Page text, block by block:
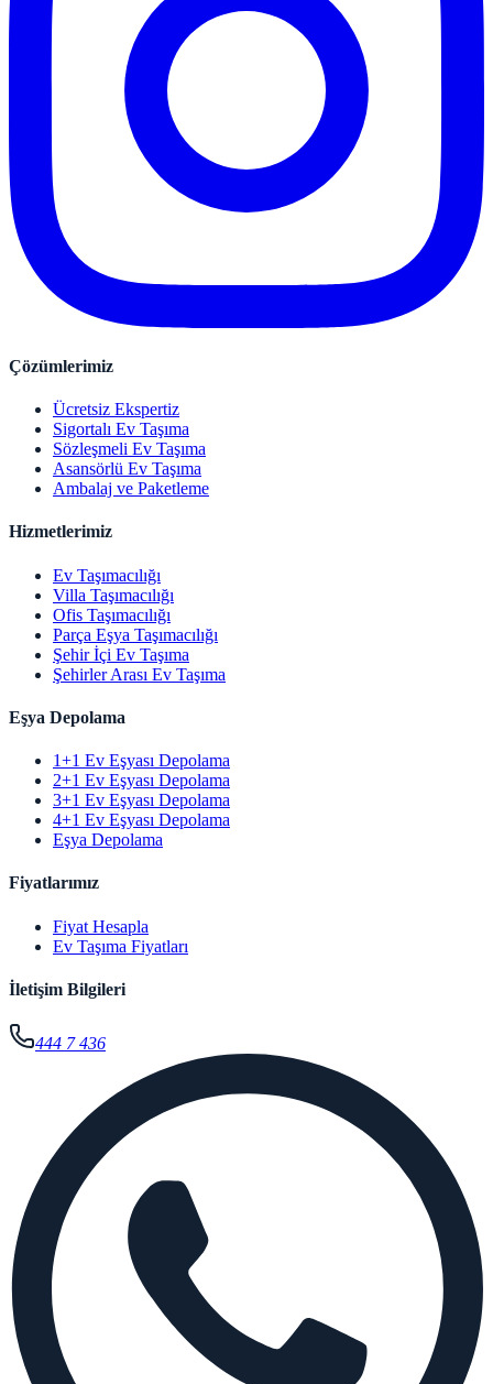
Çözümlerimiz
Ücretsiz Ekspertiz
Sigortalı Ev Taşıma
Sözleşmeli Ev Taşıma
Asansörlü Ev Taşıma
Ambalaj ve Paketleme
Hizmetlerimiz
Ev Taşımacılığı
Villa Taşımacılığı
Ofis Taşımacılığı
Parça Eşya Taşımacılığı
Şehir İçi Ev Taşıma
Şehirler Arası Ev Taşıma
Eşya Depolama
1+1 Ev Eşyası Depolama
2+1 Ev Eşyası Depolama
3+1 Ev Eşyası Depolama
4+1 Ev Eşyası Depolama
Eşya Depolama
Fiyatlarımız
Fiyat Hesapla
Ev Taşıma Fiyatları
İletişim Bilgileri
444 7 436